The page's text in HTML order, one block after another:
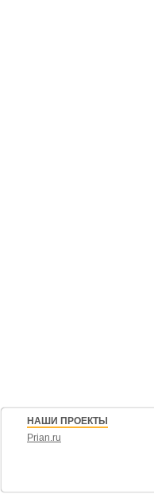
НАШИ ПРОЕКТЫ
Prian.ru